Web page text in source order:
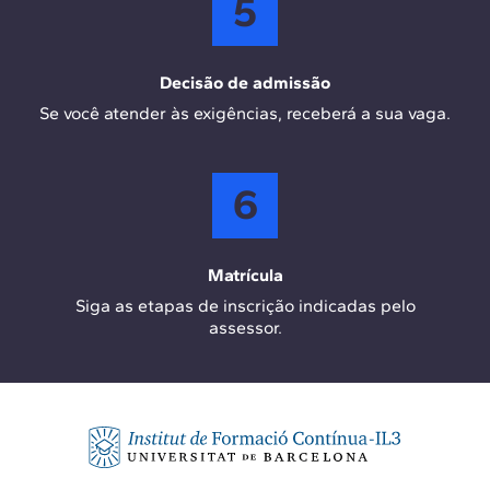
5
Decisão de admissão
Se você atender às exigências, receberá a sua vaga.
6
Matrícula
Siga as etapas de inscrição indicadas pelo
assessor.